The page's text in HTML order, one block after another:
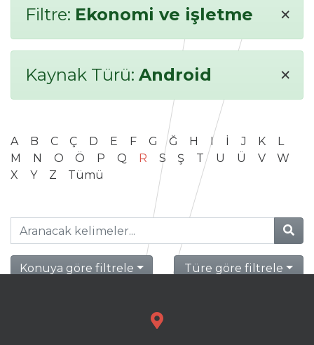
Filtre: Ekonomi ve işletme ×
Kaynak Türü: Android ×
A B C Ç D E F G Ğ H I İ J K
L
M
N O Ö P Q R S Ş T U Ü V
W
X
Y Z Tümü
Konuya göre filtrele Türe göre filtrele